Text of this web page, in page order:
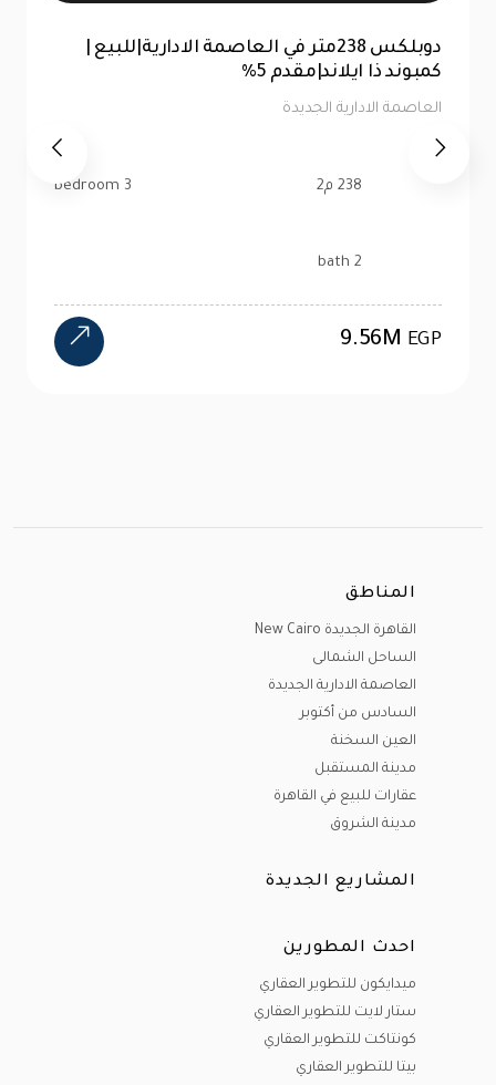
للبيع |شقة 99 متر|كمبوند ذا ايلاند العاصمة
الإدارية |تقسيط 10سنين
العاصمة الادارية الجديدة
99 م2 2 bedroom
1 bath
4.47M EGP
المناطق
القاهرة الجديدة New Cairo
الساحل الشمالى
العاصمة الادارية الجديدة
السادس من أكتوبر
العين السخنة
مدينة المستقبل
عقارات للبيع في القاهرة
مدينة الشروق
المشاريع الجديدة
احدث المطورين
ميدايكون للتطوير العقاري
ستار لايت للتطوير العقاري
كونتاكت للتطوير العقاري
بيتا للتطوير العقاري